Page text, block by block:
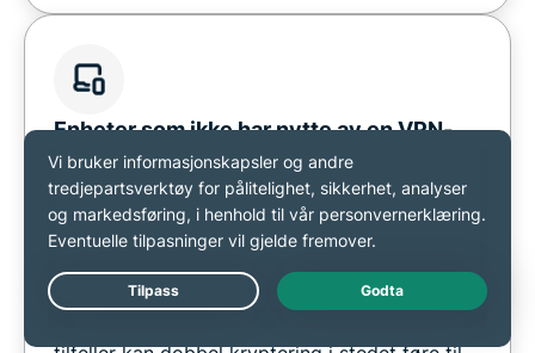
Enheter som ikke har nytte av en VPN-
ruter
Enheter som allerede kjører egne VPN-
apper, som bærbare PC-er og mobiler, har
som regel lite ekstra nytte av en VPN-ruter,
Live Chat